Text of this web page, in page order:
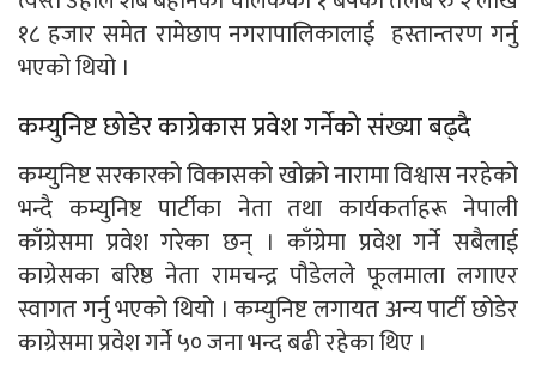
१८ हजार समेत रामेछाप नगरापालिकालाई हस्तान्तरण गर्नु
भएको थियो ।
कम्युनिष्ट छोडेर काग्रेकास प्रवेश गर्नेको संख्या बढ्दै
कम्युनिष्ट सरकारको विकासको खोक्रो नारामा विश्वास नरहेको
भन्दै कम्युनिष्ट पार्टीका नेता तथा कार्यकर्ताहरू नेपाली
काँग्रेसमा प्रवेश गरेका छन् । काँग्रेमा प्रवेश गर्ने सबैलाई
काग्रेसका बरिष्ठ नेता रामचन्द्र पौडेलले फूलमाला लगाएर
स्वागत गर्नु भएको थियो । कम्युनिष्ट लगायत अन्य पार्टी छोडेर
काग्रेसमा प्रवेश गर्ने ५० जना भन्द बढी रहेका थिए ।